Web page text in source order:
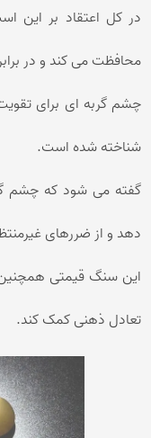
در کل اعتقاد بر این
محافظت می کند و در
چشم گربه ای برای
شناخته شده است.
گفته می شود که چشم
دهد و از ضررهای
این سنگ قیمتی همچنین
تعادل ذهنی کمک کند.